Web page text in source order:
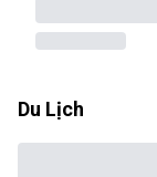
Du Lịch